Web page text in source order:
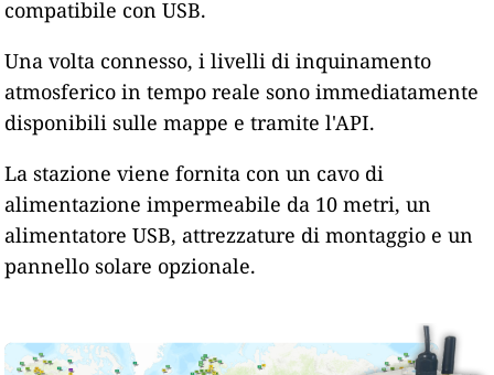
compatibile con USB.
Una volta connesso, i livelli di inquinamento
atmosferico in tempo reale sono immediatamente
disponibili sulle mappe e tramite l'API.
La stazione viene fornita con un cavo di
alimentazione impermeabile da 10 metri, un
alimentatore USB, attrezzature di montaggio e un
pannello solare opzionale.